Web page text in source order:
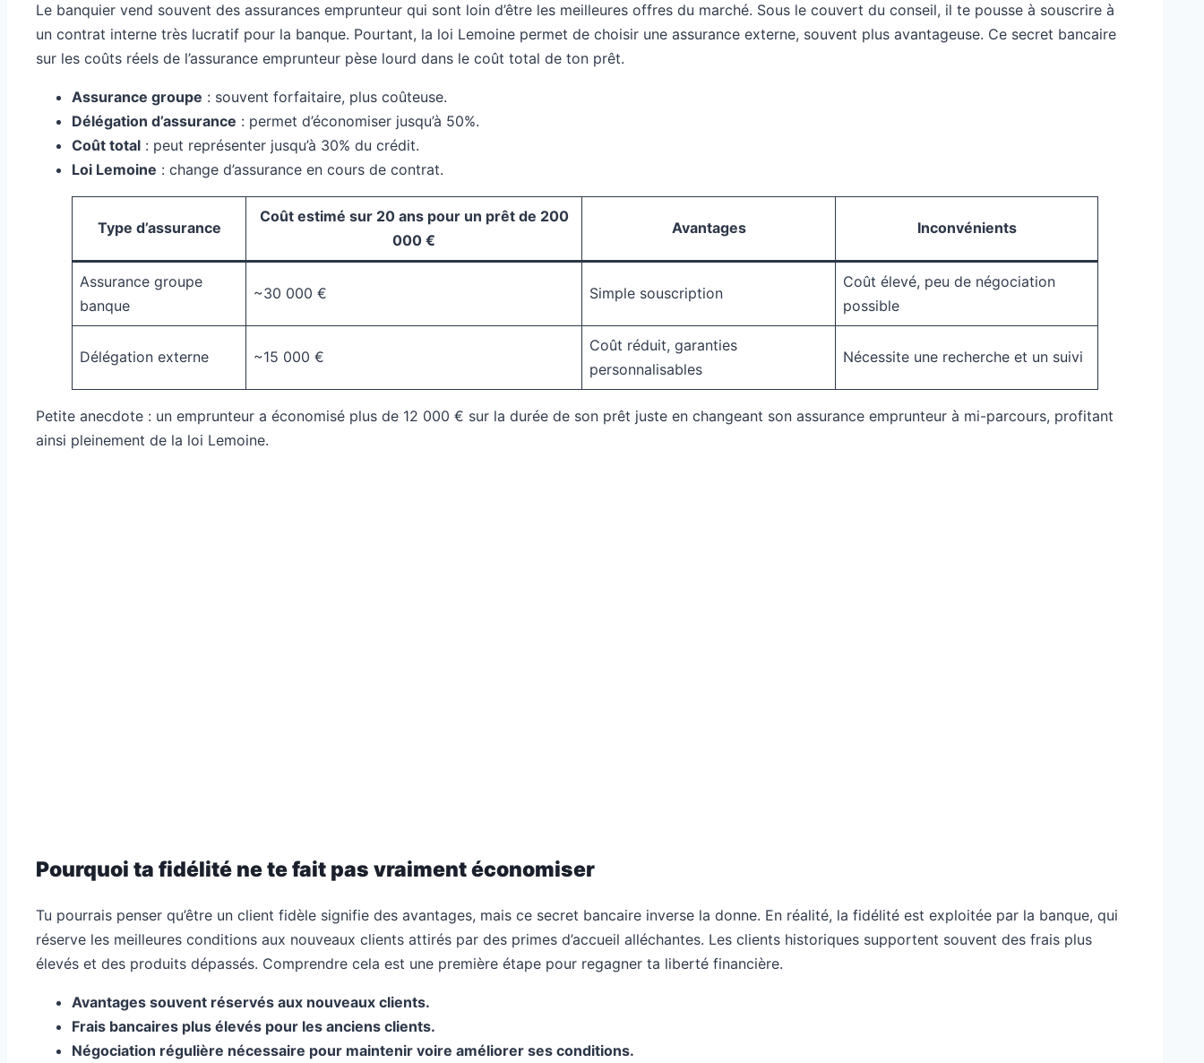
Le banquier vend souvent des assurances emprunteur qui sont loin d’être les meilleures offres du marché. Sous le couvert du conseil, il te pousse à souscrire à
un contrat interne très lucratif pour la banque. Pourtant, la loi Lemoine permet de choisir une assurance externe, souvent plus avantageuse. Ce secret bancaire
sur les coûts réels de l’assurance emprunteur pèse lourd dans le coût total de ton prêt.
Assurance groupe : souvent forfaitaire, plus coûteuse.
Délégation d’assurance : permet d’économiser jusqu’à 50%.
Coût total : peut représenter jusqu’à 30% du crédit.
Loi Lemoine : change d’assurance en cours de contrat.
Type d’assurance
Coût estimé sur 20 ans pour un prêt de 200
000 €
Avantages Inconvénients
Assurance groupe
banque
~30 000 € Simple souscription
Coût élevé, peu de négociation
possible
Délégation externe ~15 000 €
Coût réduit, garanties
personnalisables
Nécessite une recherche et un suivi
Petite anecdote : un emprunteur a économisé plus de 12 000 € sur la durée de son prêt juste en changeant son assurance emprunteur à mi-parcours, profitant
ainsi pleinement de la loi Lemoine.
Pourquoi ta fidélité ne te fait pas vraiment économiser
Tu pourrais penser qu’être un client fidèle signifie des avantages, mais ce secret bancaire inverse la donne. En réalité, la fidélité est exploitée par la banque, qui
réserve les meilleures conditions aux nouveaux clients attirés par des primes d’accueil alléchantes. Les clients historiques supportent souvent des frais plus
élevés et des produits dépassés. Comprendre cela est une première étape pour regagner ta liberté financière.
Avantages souvent réservés aux nouveaux clients.
Frais bancaires plus élevés pour les anciens clients.
Négociation régulière nécessaire pour maintenir voire améliorer ses conditions.